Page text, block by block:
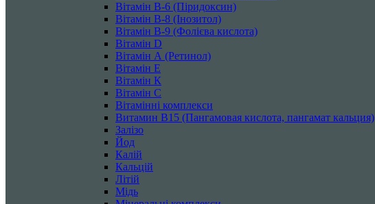
Вітамін B-6 (Піридоксин)
Вітамін B-8 (Інозитол)
Вітамін B-9 (Фолієва кислота)
Вітамін D
Вітамін А (Ретинол)
Вітамін Е
Вітамін К
Вітамін С
Вітамінні комплекси
Витамин B15 (Пангамовая кислота, пангамат кальция)
Залізо
Йод
Калій
Кальцій
Літій
Мідь